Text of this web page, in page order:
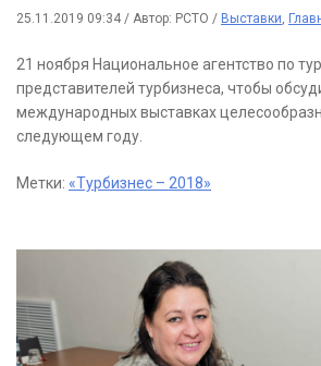
25.11.2019 09:34 / Автор: РСТО / Выставки,
21 ноября Национальное агентство по
представителей турбизнеса, чтобы
международных выставках
следующем году.
Метки: «Турбизнес – 2018»